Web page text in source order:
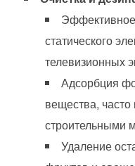
статического
телевизионных
Адсорбция
вещества,
строительными
Удаление